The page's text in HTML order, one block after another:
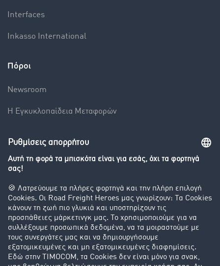
Interfaces
Inkasso International
Πόροι
Newsroom
Η Εγκυκλοπαίδεια Mεταφορών
Διερεύνηση της ανταλλαγής φορτίων
Εταιρεία
Οι πελάτες προσελκύουν πελάτες
Success Stories
Υποστήριξη